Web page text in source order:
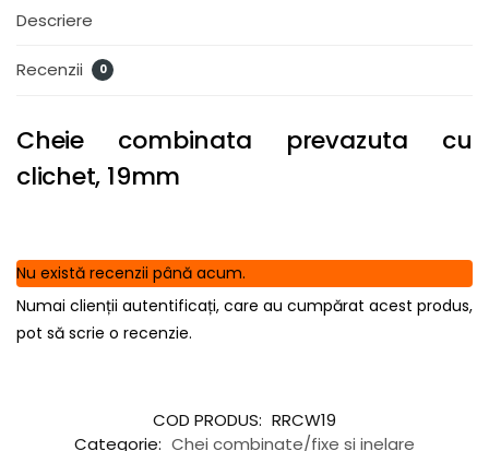
Descriere
Recenzii 0
Cheie combinata prevazuta cu
clichet, 19mm
Nu există recenzii până acum.
Numai clienții autentificați, care au cumpărat acest produs,
pot să scrie o recenzie.
COD PRODUS: RRCW19
Categorie: Chei combinate/fixe si inelare